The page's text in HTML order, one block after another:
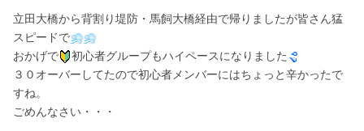
立田大橋から背割り堤防・馬飼大橋経由で帰りましたが皆さん猛
スピードで
おかげで
初心者グループもハイペースになりました
３０オーバーしてたので初心者メンバーにはちょっと辛かったで
すね。
ごめんなさい・・・